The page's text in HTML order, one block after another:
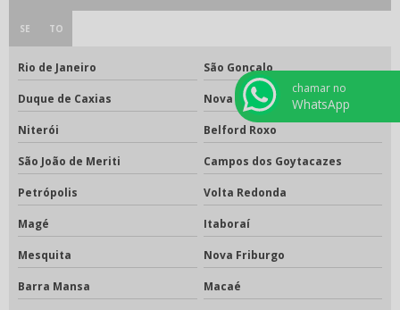
SE TO
Rio de Janeiro São Gonçalo
Duque de Caxias Nova Iguaçu
Niterói Belford Roxo
São João de Meriti Campos dos Goytacazes
Petrópolis Volta Redonda
Magé Itaboraí
Mesquita Nova Friburgo
Barra Mansa Macaé
chamar no
WhatsApp